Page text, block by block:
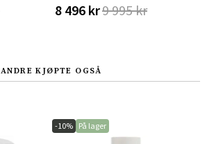
8 496 kr9 995 kr
ANDRE KJØPTE OGSÅ
-10% På lager